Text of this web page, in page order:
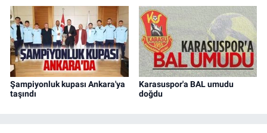
Şampiyonluk kupası Ankara'ya
taşındı
Karasuspor'a BAL umudu
doğdu